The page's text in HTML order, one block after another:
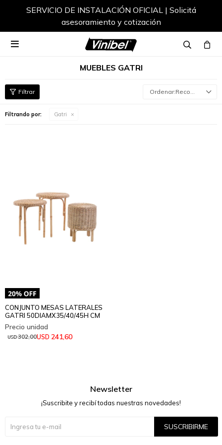
SERVICIO DE INSTALACIÓN OFICIAL | Solicitá
asesoramiento y cotización

MUEBLES GATRI
Recomendados
Filtrando por: Gatri
CONJUNTO MESAS LATERALES
GATRI 50DIAMX35/40/45H CM
USD 241,60
USD302,00
Newsletter
¡Suscribite y recibí todas nuestras novedades!
SUSCRIBIRME